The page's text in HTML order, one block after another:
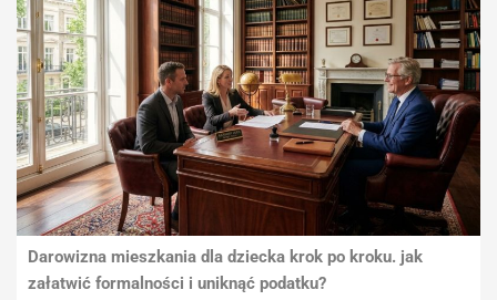
Darowizna mieszkania dla dziecka krok po kroku. jak
załatwić formalności i uniknąć podatku?